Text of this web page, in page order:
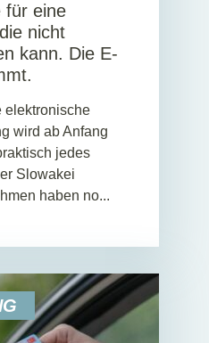
für eine
nicht
kann. Die E-
elektronische
wird ab Anfang
jedes
Slowakei
haben no...